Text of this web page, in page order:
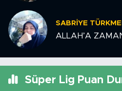
SABRIYE
ALLAH’A
Süper Lig Puan